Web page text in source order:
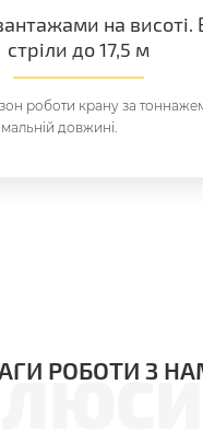
на висоті.
стріли до 17,5 м
роботи крану за
довжині.
РОБОТИ З